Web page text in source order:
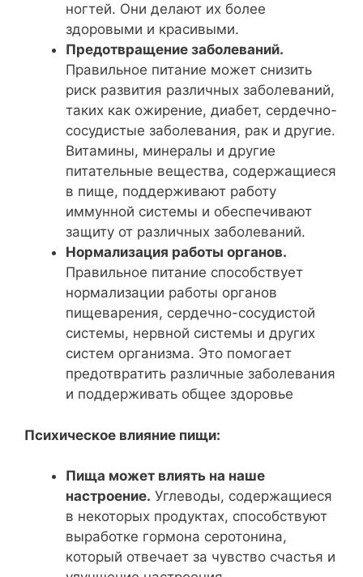
ногтей. Они делают их более
здоровыми и красивыми.
Предотвращение заболеваний.
Правильное питание может снизить
риск развития различных заболеваний,
таких как ожирение, диабет, сердечно-
сосудистые заболевания, рак и другие.
Витамины, минералы и другие
питательные вещества, содержащиеся
в пище, поддерживают работу
иммунной системы и обеспечивают
защиту от различных заболеваний.
Нормализация работы органов.
Правильное питание способствует
нормализации работы органов
пищеварения, сердечно-сосудистой
системы, нервной системы и других
систем организма. Это помогает
предотвратить различные заболевания
и поддерживать общее здоровье
Психическое влияние пищи:
Пища может влиять на наше
настроение. Углеводы, содержащиеся
в некоторых продуктах, способствуют
выработке гормона серотонина,
который отвечает за чувство счастья и